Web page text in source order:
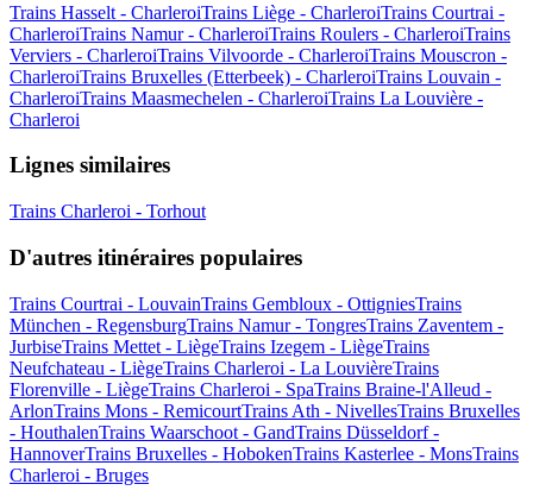
Trains Hasselt - CharleroiTrains Liège - CharleroiTrains Courtrai -
CharleroiTrains Namur - CharleroiTrains Roulers - CharleroiTrains
Verviers - CharleroiTrains Vilvoorde - CharleroiTrains Mouscron -
CharleroiTrains Bruxelles (Etterbeek) - CharleroiTrains Louvain -
CharleroiTrains Maasmechelen - CharleroiTrains La Louvière -
Charleroi
Lignes similaires
Trains Charleroi - Torhout
D'autres itinéraires populaires
Trains Courtrai - LouvainTrains Gembloux - OttigniesTrains
München - RegensburgTrains Namur - TongresTrains Zaventem -
JurbiseTrains Mettet - LiègeTrains Izegem - LiègeTrains
Neufchateau - LiègeTrains Charleroi - La LouvièreTrains
Florenville - LiègeTrains Charleroi - SpaTrains Braine-l'Alleud -
ArlonTrains Mons - RemicourtTrains Ath - NivellesTrains Bruxelles
- HouthalenTrains Waarschoot - GandTrains Düsseldorf -
HannoverTrains Bruxelles - HobokenTrains Kasterlee - MonsTrains
Charleroi - Bruges